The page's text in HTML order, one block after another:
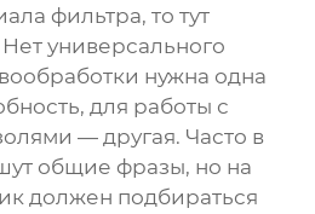
фильтра, то тут
универсального
нужна одна
для работы с
— другая. Часто в
общие фразы, но на
должен подбираться